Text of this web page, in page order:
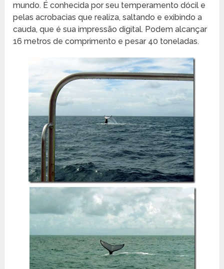
mundo. É conhecida por seu temperamento dócil e
pelas acrobacias que realiza, saltando e exibindo a
cauda, que é sua impressão digital. Podem alcançar
16 metros de comprimento e pesar 40 toneladas.